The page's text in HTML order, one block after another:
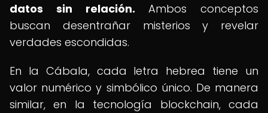
datos sin relación. Ambos conceptos
buscan desentrañar misterios y revelar
verdades escondidas.
En la Cábala, cada letra hebrea tiene un
valor numérico y simbólico único. De manera
similar, en la tecnología blockchain, cada